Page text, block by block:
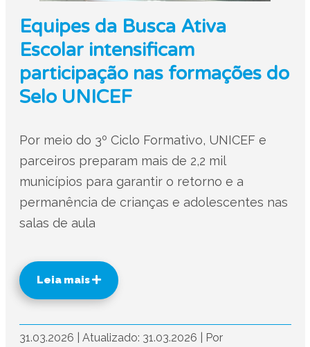
Equipes da Busca Ativa
Escolar intensificam
participação nas formações do
Selo UNICEF
Por meio do 3º Ciclo Formativo, UNICEF e
parceiros preparam mais de 2,2 mil
municípios para garantir o retorno e a
permanência de crianças e adolescentes nas
salas de aula
Leia mais
31.03.2026 Atualizado: 31.03.2026
Por